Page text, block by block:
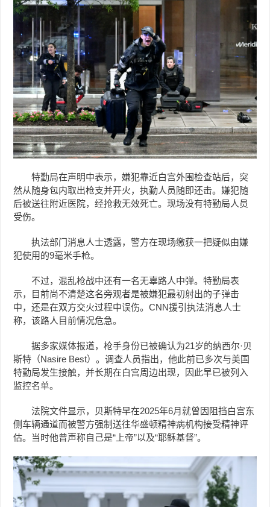
特勤局在声明中表示，嫌犯靠近白宫外围检查站后，突
然从随身包内取出枪支并开火，执勤人员随即还击。嫌犯随
后被送往附近医院，经抢救无效死亡。现场没有特勤局人员
受伤。
执法部门消息人士透露，警方在现场缴获一把疑似由嫌
犯使用的9毫米手枪。
不过，混乱枪战中还有一名无辜路人中弹。特勤局表
示，目前尚不清楚这名旁观者是被嫌犯最初射出的子弹击
中，还是在双方交火过程中误伤。CNN援引执法消息人士
称，该路人目前情况危急。
据多家媒体报道，枪手身份已被确认为21岁的纳西尔·贝
斯特（Nasire Best）。调查人员指出，他此前已多次与美国
特勤局发生接触，并长期在白宫周边出现，因此早已被列入
监控名单。
法院文件显示，贝斯特早在2025年6月就曾因阻挡白宫东
侧车辆通道而被警方强制送往华盛顿精神病机构接受精神评
估。当时他曾声称自己是“上帝”以及“耶稣基督”。